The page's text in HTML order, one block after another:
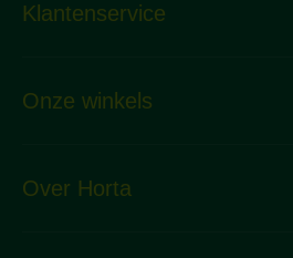
Klantenservice
Onze winkels
Over Horta